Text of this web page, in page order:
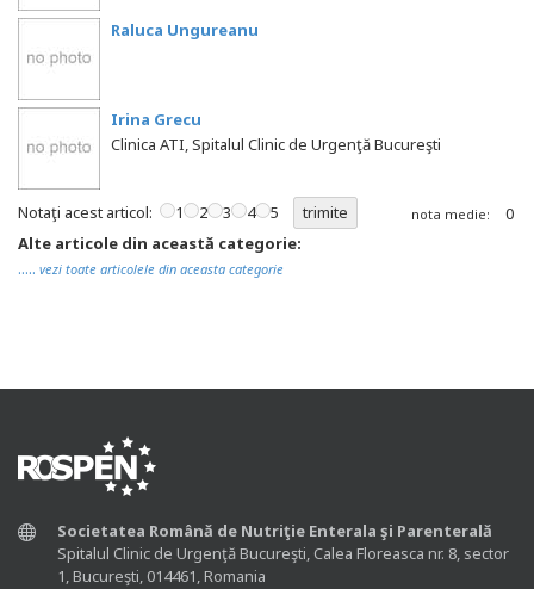
Raluca Ungureanu
Irina Grecu
Clinica ATI, Spitalul Clinic de Urgenţă Bucureşti
Notaţi acest articol: 1 2 3 4 5 nota medie:
0
Alte articole din această categorie:
..... vezi toate articolele din aceasta categorie
Societatea Română de Nutriţie Enterala şi Parenterală
Spitalul Clinic de Urgenţă Bucureşti, Calea Floreasca nr. 8, sector
1, Bucureşti, 014461, Romania